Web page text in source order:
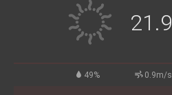
21.9
49% 0.9m/s